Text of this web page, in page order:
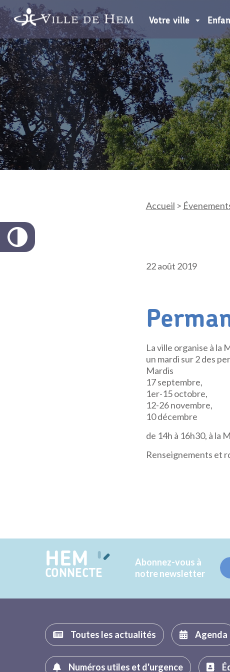
Votre ville
Accueil >
22 août 2019
La ville organise à la
un mardi sur 2 des
Mardis
17 septembre,
1er-15 octobre,
12-26 novembre,
10 décembre
de 14h à 16h30, à la
Renseignements et
HEM
CONNECTE
Abonnez-vous à
notre newsletter
Toutes les actualités Agenda
Numéros utiles et d'urgence